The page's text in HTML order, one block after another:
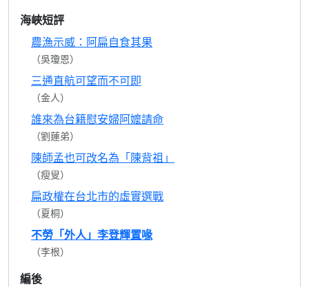
海峽短評
農漁示威：阿扁自食其果
（吳瓊恩）
三通直航可望而不可即
（金人）
誰來為台籍慰安婦阿嬤請命
（劉蓮弟）
陳師孟也可改名為「陳背祖」
（瘦叟）
扁政權在台北市的虛實選戰
（夏桐）
不勞「外人」李登輝置喙
（李根）
編後